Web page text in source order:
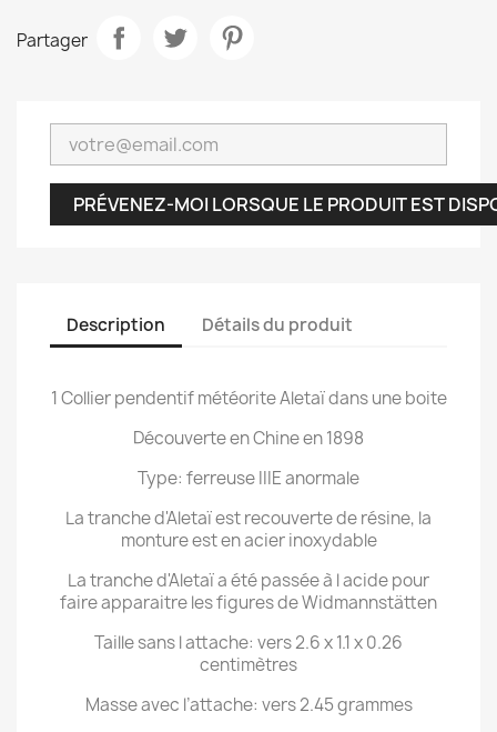
Partager
PRÉVENEZ-MOI LORSQUE LE PRODUIT EST
Description Détails du produit
1 Collier pendentif météorite Aletaï dans une boite
Découverte en Chine en 1898
Type: ferreuse IIIE anormale
La tranche d'Aletaï est recouverte de résine, la
monture est en acier inoxydable
La tranche d'Aletaï a été passée à l acide pour
faire apparaitre les figures de Widmannstätten
Taille sans l attache: vers 2.6 x 1.1 x 0.26
centimètres
Masse avec l’attache: vers 2.45 grammes